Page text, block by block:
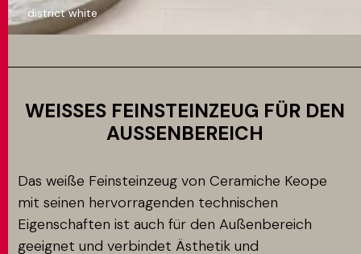
district white
WEISSES FEINSTEINZEUG FÜR DEN A
USSENBEREICH
Das weiße Feinsteinzeug von Ceramiche Keope
mit seinen hervorragenden technischen
Eigenschaften ist auch für den Außenbereich
geeignet und verbindet Ästhetik und